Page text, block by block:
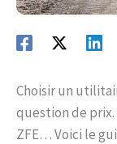
Choisir un
question de
ZFE… Voici le